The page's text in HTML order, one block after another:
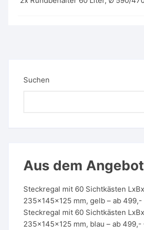
Suchen
Aus dem Angebot
Steckregal mit 60 Sichtkästen
235x145x125 mm, gelb – ab 499,-
Steckregal mit 60 Sichtkästen
235x145x125 mm, blau – ab 499,-